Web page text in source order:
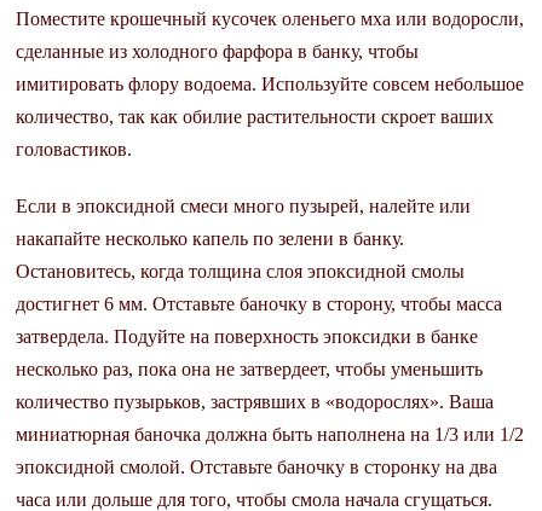
Поместите крошечный кусочек оленьего мха или водоросли,
сделанные из холодного фарфора в банку, чтобы
имитировать флору водоема. Используйте совсем небольшое
количество, так как обилие растительности скроет ваших
головастиков.
Если в эпоксидной смеси много пузырей, налейте или
накапайте несколько капель по зелени в банку.
Остановитесь, когда толщина слоя эпоксидной смолы
достигнет 6 мм. Отставьте баночку в сторону, чтобы масса
затвердела. Подуйте на поверхность эпоксидки в банке
несколько раз, пока она не затвердеет, чтобы уменьшить
количество пузырьков, застрявших в «водорослях». Ваша
миниатюрная баночка должна быть наполнена на 1/3 или 1/2
эпоксидной смолой. Отставьте баночку в сторонку на два
часа или дольше для того, чтобы смола начала сгущаться.